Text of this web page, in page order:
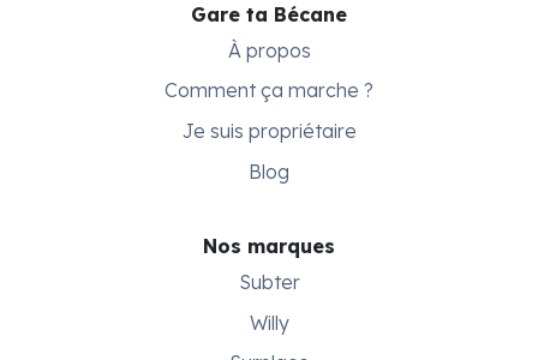
Gare ta Bécane
À propos
Comment ça marche ?
Je suis propriétaire
Blog
Nos marques
Subter
Willy